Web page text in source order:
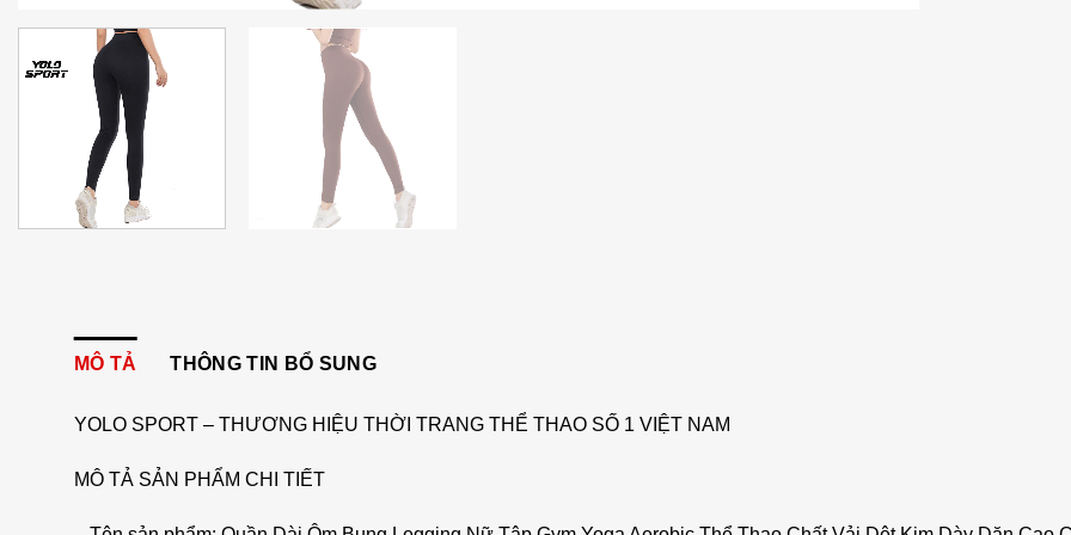
MÔ TẢ THÔNG TIN BỔ SUNG
YOLO SPORT – THƯƠNG HIỆU THỜI TRANG THỂ THAO SỐ 1 VIỆT NAM
MÔ TẢ SẢN PHẨM CHI TIẾT